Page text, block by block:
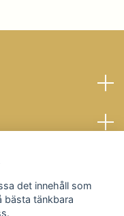
det innehåll som
bästa tänkbara